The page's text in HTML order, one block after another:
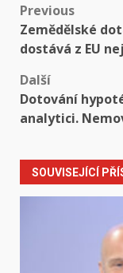
Post
Previous
Zemědělské
dostává z EU
Další
Dotování
analytici.
SOUVISEJÍCÍ